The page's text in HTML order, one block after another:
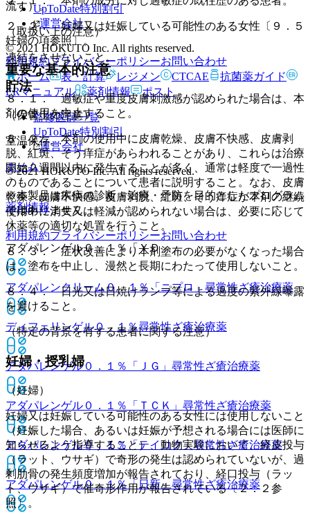
流す）。
（取扱い上の注意）
凍結をさせないこと。
貯法
（保管上の注意）
室温保存。
ホーム
薬剤情報
アダパレンゲル０．１％「ＹＤ」
アダパレンクリーム０．１％「ニプロ」尋常性ざ瘡治療薬
ディフェリンゲル０．１％尋常性ざ瘡治療薬
アダパレンゲル０．１％「ＪＧ」 尋常性ざ瘡治療薬
アダパレンゲル０．１％「ＴＣＫ」 尋常性ざ瘡治療薬
アダパレンゲル０．１％「テイコク」尋常性ざ瘡治療薬
アダパレンゲル０．１％「日新」尋常性ざ瘡治療薬
２．２． 妊婦又は妊娠している可能性のある女性〔９．５
妊婦の項参照〕。
重要な基本的注意
８．１． 過敏症や重度皮膚刺激感が認められた場合は、本
剤の使用を中止すること。
８．２． 本剤の使用中に皮膚乾燥、皮膚不快感、皮膚剥
脱、紅斑、そう痒症があらわれることがあり、これらは治療
開始２週間以内に発生することが多く、通常は軽度で一過性
のものであることについて患者に説明すること。なお、皮膚
乾燥、皮膚不快感、皮膚剥脱、紅斑、そう痒症が本剤の継続
使用中に消失又は軽減が認められない場合は、必要に応じて
休薬等の適切な処置を行うこと。
８．３． 症状改善により本剤塗布の必要がなくなった場合
は、塗布を中止し、漫然と長期にわたって使用しないこと。
８．４． 日光又は日焼けランプ等による過度の紫外線曝露
を避けること。
（特定の背景を有する患者に関する注意）
妊婦・授乳婦
（妊婦）
妊婦又は妊娠している可能性のある女性には使用しないこと
（妊娠した場合、あるいは妊娠が予想される場合には医師に
知らせるよう指導すること）、動物実験において、経皮投与
（ラット、ウサギ）で奇形の発生は認められていないが、過
剰肋骨の発生頻度増加が報告されており、経口投与（ラッ
ト、ウサギ）で催奇形作用が報告されている〔２．２参
照〕。
UpToDate特別割引
運営会社
© 2021 HOKUTO Inc. All rights reserved.
利用規約プライバシーポリシーお問い合わせ
ホーム
表・計算 レジメン CTCAE
抗菌薬ガイド
ERマニュアル
薬剤情報 ポスト
監修医師一覧
UpToDate特別割引
運営会社
© 2021 HOKUTO Inc. All rights reserved.
※本製品は疾病の診断・治療・予防を目的としたプログラム
ではありません。
利用規約プライバシーポリシーお問い合わせ